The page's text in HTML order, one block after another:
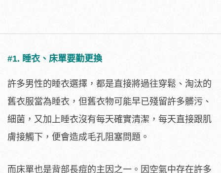
#1. 睡衣、床單要勤更換
許多男性的睡衣選擇，都是直接將過往穿鬆、淘汰的
舊衣服當為睡衣，但舊衣物可能早已殘留許多髒污、
細菌，又加上睡衣沒有每天確實清潔，每天直接跟肌
膚接觸下，便會造成毛孔阻塞問題。
而床單也是背部長痘的主因之一。因空氣中存在許多